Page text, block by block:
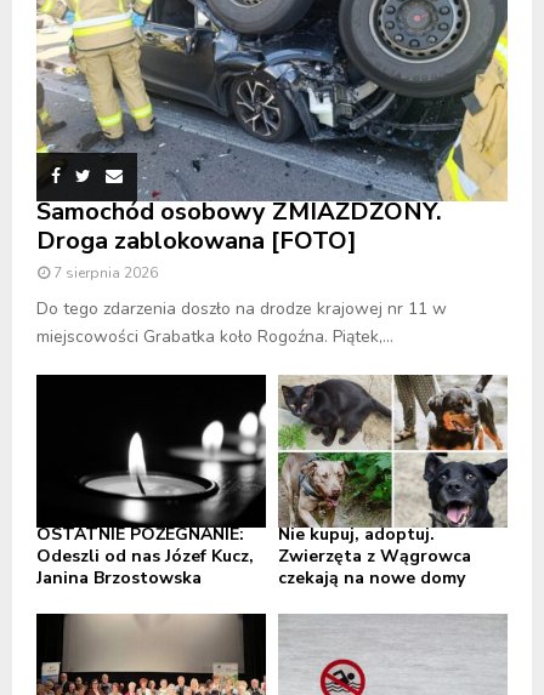
Samochód osobowy ZMIAŻDŻONY.
Droga zablokowana [FOTO]
7 sierpnia 2026
Do tego zdarzenia doszło na drodze krajowej nr 11 w
miejscowości Grabatka koło Rogoźna. Piątek,...
OSTATNIE POŻEGNANIE:
Odeszli od nas Józef Kucz,
Janina Brzostowska
Nie kupuj, adoptuj.
Zwierzęta z Wągrowca
czekają na nowe domy